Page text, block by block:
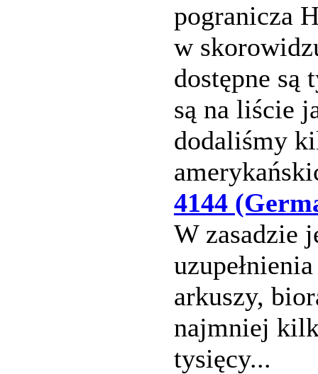
pogranicza
w
dostępne są
są na liście
dodaliśmy
4144
W zasadzie
arkuszy,
najmniej
tysięcy...